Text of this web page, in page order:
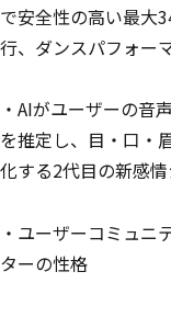
で安全性の高い最大
行、ダンスパフォー
・AIがユーザーの音
を推定し、目・口・
化する2代目の新感
・ユーザーコミュニ
ターの性格